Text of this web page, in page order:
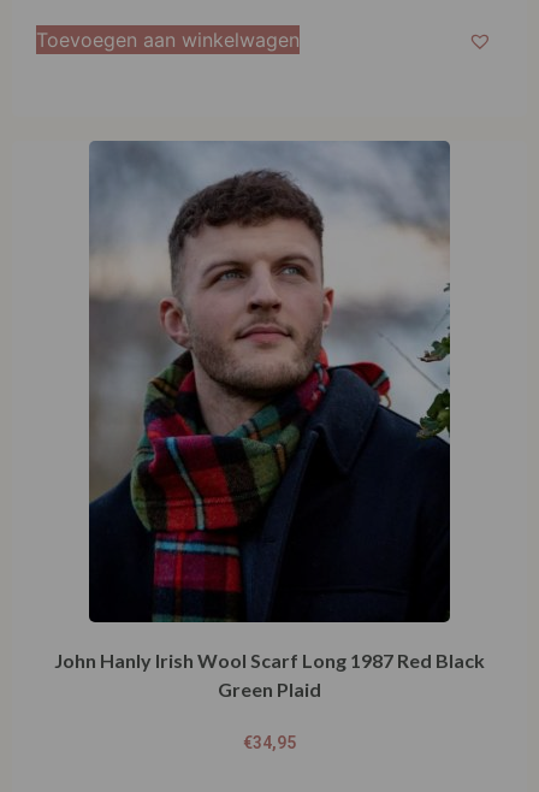
Toevoegen aan winkelwagen
John Hanly Irish Wool Scarf Long 1987 Red Black
Green Plaid
€34,95